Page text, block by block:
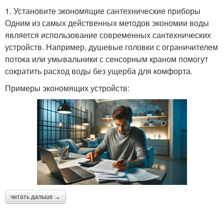
1. Установите экономящие сантехнические приборы
Одним из самых действенных методов экономии воды
является использование современных сантехнических
устройств. Например, душевые головки с ограничителем
потока или умывальники с сенсорным краном помогут
сократить расход воды без ущерба для комфорта.
Примеры экономящих устройств:
читать дальше →